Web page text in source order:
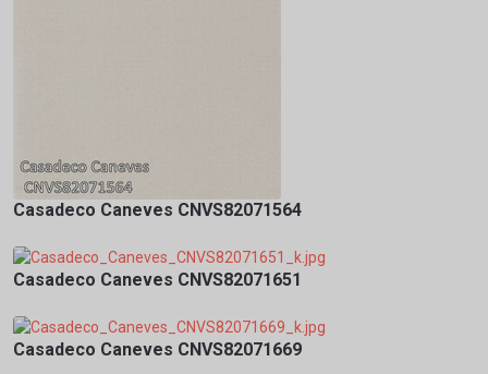
Casadeco Caneves CNVS82071564
Casadeco Caneves CNVS82071651
Casadeco Caneves CNVS82071669